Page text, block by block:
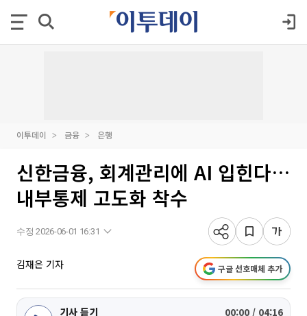
이투데이 금융 은행
신한금융, 회계관리에 AI 입힌다…
내부통제 고도화 착수
수정 2026-06-01 16:31
김재은 기자 구글 선호매체 추가
기사 듣기 00:00 / 04:16